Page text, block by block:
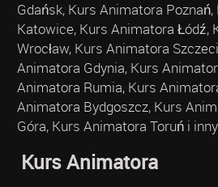
Gdańsk, Kurs Animatora
Katowice, Kurs Animatora Łódź,
Wrocław, Kurs Animatora
Animatora Gdynia, Kurs
Animatora Rumia, Kurs
Animatora Bydgoszcz, Kurs
Góra, Kurs Animatora Toruń i
Kurs Animatora